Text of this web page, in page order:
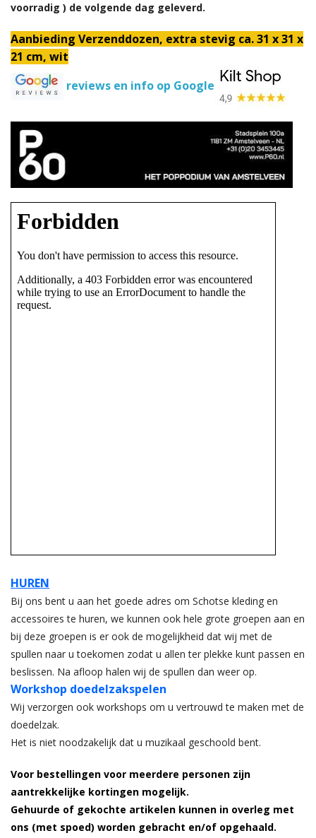
voorradig ) de volgende dag geleverd.
Aanbieding Verzenddozen, extra stevig ca. 31 x 31 x
21 cm, wit
reviews en info op Google
HUREN
Bij ons bent u aan het goede adres om Schotse kleding en
accessoires te huren, we kunnen ook hele grote groepen aan en
bij deze groepen is er ook de mogelijkheid dat wij met de
spullen naar u toekomen zodat u allen ter plekke kunt passen en
beslissen. Na afloop halen wij de spullen dan weer op.
Workshop doedelzakspelen
Wij verzorgen ook workshops om u vertrouwd te maken met de
doedelzak.
Het is niet noodzakelijk dat u muzikaal geschoold bent.
Voor bestellingen voor meerdere personen zijn
aantrekkelijke kortingen mogelijk.
Gehuurde of gekochte artikelen kunnen in overleg met
ons (met spoed) worden gebracht en/of opgehaald.